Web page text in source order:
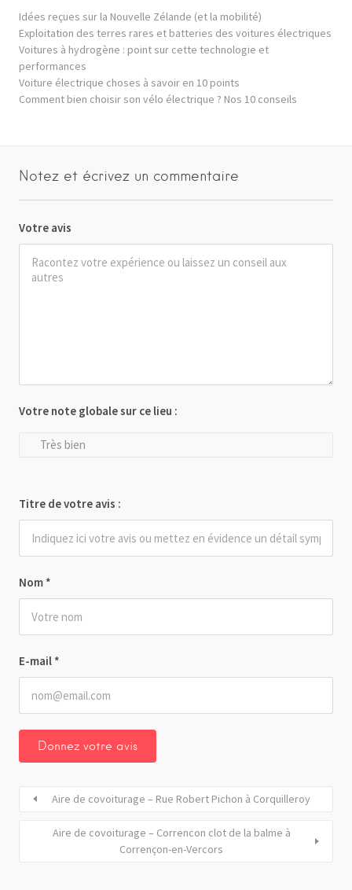
Idées reçues sur la Nouvelle Zélande (et la mobilité)
Exploitation des terres rares et batteries des voitures électriques
Voitures à hydrogène : point sur cette technologie et
performances
Voiture électrique choses à savoir en 10 points
Comment bien choisir son vélo électrique ? Nos 10 conseils
Notez et écrivez un commentaire
Votre avis
Nom *
E-mail *
Votre note globale sur ce lieu :
Très bien
Titre de votre avis :
Aire de covoiturage – Rue Robert Pichon à Corquilleroy
Aire de covoiturage – Correncon clot de la balme à
Corrençon-en-Vercors